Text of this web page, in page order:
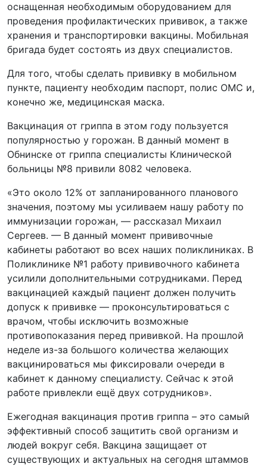
оснащенная необходимым оборудованием для
проведения профилактических прививок, а также
хранения и транспортировки вакцины. Мобильная
бригада будет состоять из двух специалистов.
Для того, чтобы сделать прививку в мобильном
пункте, пациенту необходим паспорт, полис ОМС и,
конечно же, медицинская маска.
Вакцинация от гриппа в этом году пользуется
популярностью у горожан. В данный момент в
Обнинске от гриппа специалисты Клинической
больницы №8 привили 8082 человека.
«Это около 12% от запланированного планового
значения, поэтому мы усиливаем нашу работу по
иммунизации горожан, — рассказал Михаил
Сергеев. — В данный момент прививочные
кабинеты работают во всех наших поликлиниках. В
Поликлинике №1 работу прививочного кабинета
усилили дополнительными сотрудниками. Перед
вакцинацией каждый пациент должен получить
допуск к прививке — проконсультироваться с
врачом, чтобы исключить возможные
противопоказания перед прививкой. На прошлой
неделе из-за большого количества желающих
вакцинироваться мы фиксировали очереди в
кабинет к данному специалисту. Сейчас к этой
работе привлекли ещё двух сотрудников».
Ежегодная вакцинация против гриппа – это самый
эффективный способ защитить свой организм и
людей вокруг себя. Вакцина защищает от
существующих и актуальных на сегодня штаммов